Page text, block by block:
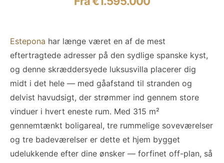
Estepona har længe været en af de mest
eftertragtede adresser på den sydlige spanske kyst,
og denne skræddersyede luksusvilla placerer dig
midt i det hele — med gåafstand til stranden og
delvist havudsigt, der strømmer ind gennem store
vinduer i hvert eneste rum. Med 315 m²
gennemtænkt boligareal, tre rummelige soveværelser
og tre badeværelser er dette et hjem bygget
udelukkende efter dine ønsker — forfinet off-plan, så